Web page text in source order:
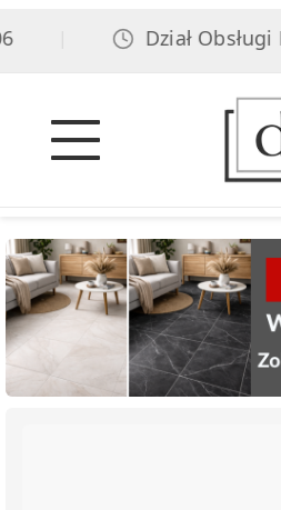
Dział Obsługi